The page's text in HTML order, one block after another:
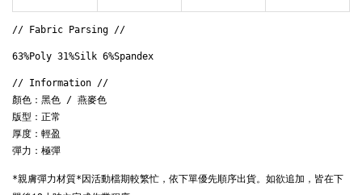
// Fabric Parsing //
63%Poly 31%Silk 6%Spandex
// Information //
顏色：黑色 / 燕麥色
版型：正常
厚度：輕盈
彈力：極彈
*親膚彈力材質*因活動檔期較繁忙， 依下單優先順序出貨。 如欲追加，皆在下